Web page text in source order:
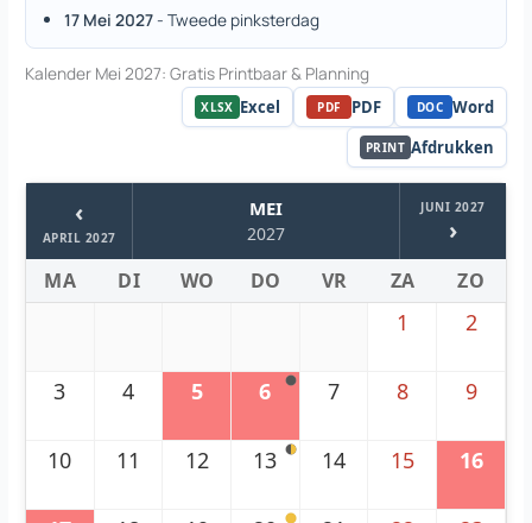
17 Mei 2027- Tweede pinksterdag
Kalender Mei 2027: Gratis Printbaar & Planning
XLSX Excel PDF PDF DOC Word
PRINT Afdrukken
‹
APRIL 2027
MEI
2027
JUNI 2027
›
MA DI WO DO VR ZA ZO
1 2
3 4 5 6 7 8 9
10 11 12 13 14 15 16